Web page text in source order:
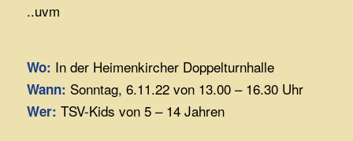
..uvm
Wo: In der Heimenkircher Doppelturnhalle
Wann: Sonntag, 6.11.22 von 13.00 – 16.30 Uhr
Wer: TSV-Kids von 5 – 14 Jahren